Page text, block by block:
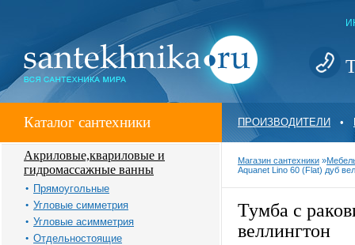
Каталог сантехники ПРОИЗВОДИТЕЛИ •
Акриловые,квариловые и
гидромассажные ванны
Прямоугольные
Угловые симметрия
Угловые асимметрия
Отдельностоящие
Магазин сантехники »
Aquanet Lino 60 (Flat) дуб
Тумба с
веллингтон